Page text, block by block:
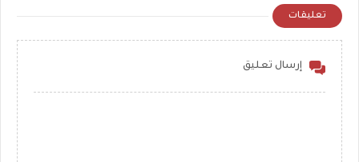
تعليقات
إرسال تعليق